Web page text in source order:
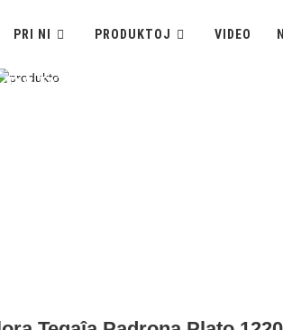
PRI NI PRODUKTOJ VIDEO
PLATO